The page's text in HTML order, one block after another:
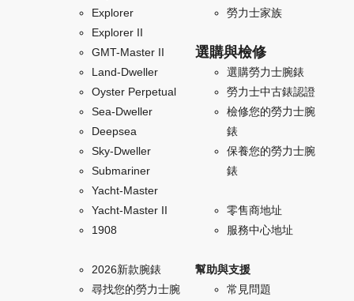
Explorer
Explorer II
GMT-Master II
Land-Dweller
Oyster Perpetual
Sea-Dweller
Deepsea
Sky-Dweller
Submariner
Yacht-Master
Yacht-Master II
1908
2026新款腕錶
尋找您的勞力士腕
勞力士家族
選購與檢修
選購勞力士腕錶
勞力士中古錶認證
檢修您的勞力士腕
錶
保養您的勞力士腕
錶
零售商地址
服務中心地址
幫助與支援
常見問題